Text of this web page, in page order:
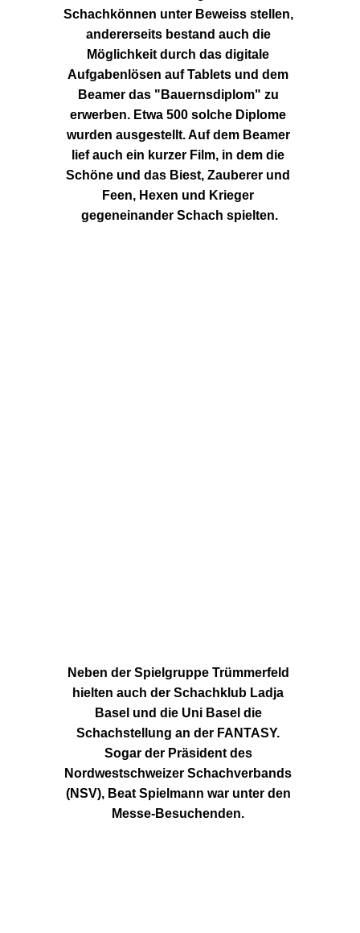
Schachkönnen unter Beweiss stellen,
andererseits bestand auch die
Möglichkeit durch das digitale
Aufgabenlösen auf Tablets und dem
Beamer das "Bauernsdiplom" zu
erwerben. Etwa 500 solche Diplome
wurden ausgestellt. Auf dem Beamer
lief auch ein kurzer Film, in dem die
Schöne und das Biest, Zauberer und
Feen, Hexen und Krieger
gegeneinander Schach spielten.
Neben der Spielgruppe Trümmerfeld
hielten auch der Schachklub Ladja
Basel und die Uni Basel die
Schachstellung an der FANTASY.
Sogar der Präsident des
Nordwestschweizer Schachverbands
(NSV), Beat Spielmann war unter den
Messe-Besuchenden.